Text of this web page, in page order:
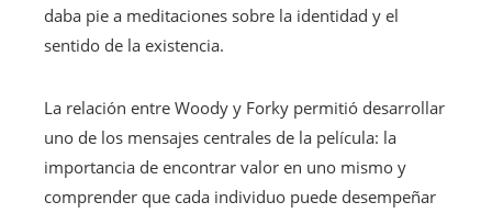
daba pie a meditaciones sobre la identidad y el
sentido de la existencia.
La relación entre Woody y Forky permitió desarrollar
uno de los mensajes centrales de la película: la
importancia de encontrar valor en uno mismo y
comprender que cada individuo puede desempeñar